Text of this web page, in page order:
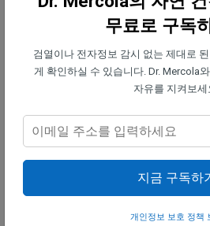
증을 받지 않더라도 유기농 원
다는 점을 명심하세요. 그래서
것은 도움이 됩니다. 대부분 그
대한 자세한 정보를 기꺼이 알
소 육수 레시피 예시
다음은'영양이 풍부한 육수
발췌한 클래식한 소 육수 레시
기로 변형한 레시피입니다.
무료로 구독
검열이나 전자정보 감시 없는 제대로
게 확인하실 수 있습니다. Dr. Mercola
자유를 지켜보세
지금 구독하기
개인정보 보호 정책